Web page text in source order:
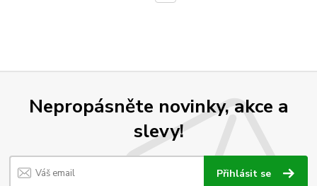
Nepropásněte novinky, akce a
slevy!
Přihlásit se